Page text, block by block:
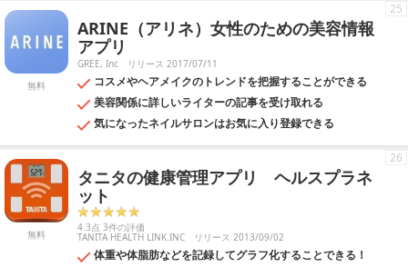
無料
ARINE（アリネ）女性のための美容情報
アプリ
GREE, Inc リリース 2017/07/11
コスメやヘアメイクのトレンドを把握することができる
美容関係に詳しいライターの記事を受け取れる
気になったネイルサロンはお気に入り登録できる
25
無料
タニタの健康管理アプリ ヘルスプラネ
ット
4.3点 3件の評価
TANITA HEALTH LINK.INC リリース 2013/09/02
体重や体脂肪などを記録してグラフ化することできる！
26